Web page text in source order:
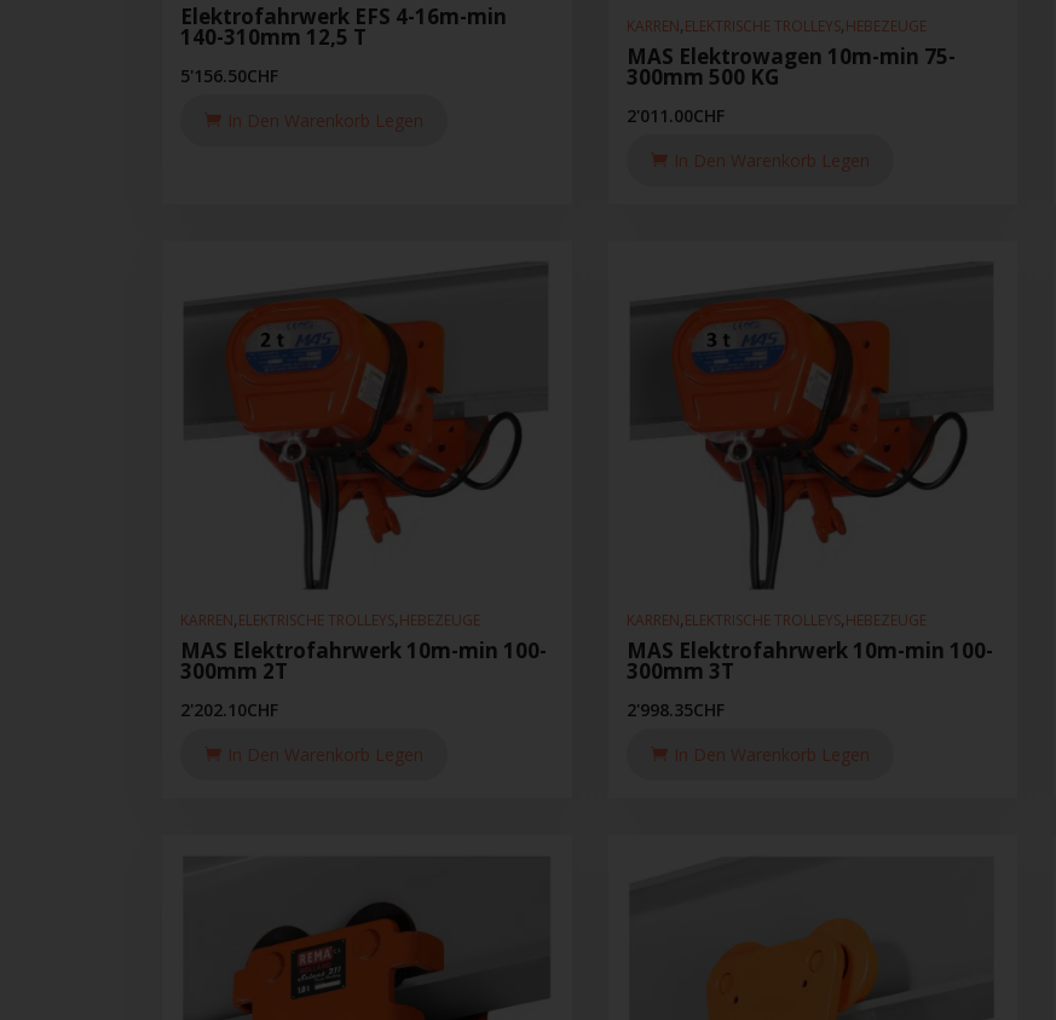
Elektrofahrwerk EFS 4-16m-min
140-310mm 12,5 T
5'156.50CHF
In Den Warenkorb Legen
KARREN,ELEKTRISCHE TROLLEYS,HEBEZEUGE
MAS Elektrowagen 10m-min 75-
300mm 500 KG
2'011.00CHF
In Den Warenkorb Legen
KARREN,ELEKTRISCHE TROLLEYS,HEBEZEUGE
MAS Elektrofahrwerk 10m-min 100-
300mm 2T
2'202.10CHF
In Den Warenkorb Legen
KARREN,ELEKTRISCHE TROLLEYS,HEBEZEUGE
MAS Elektrofahrwerk 10m-min 100-
300mm 3T
2'998.35CHF
In Den Warenkorb Legen